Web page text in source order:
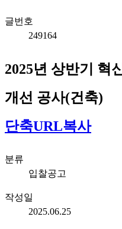
글번호
249164
2025년 상반기 혁
개선 공사(건축)
단축URL복사
분류
입찰공고
작성일
2025.06.25